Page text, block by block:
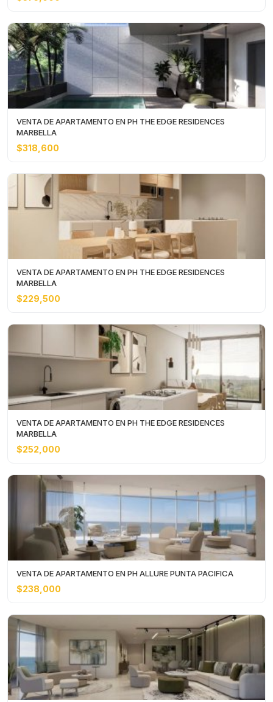
VENTA DE APARTAMENTO EN PH THE EDGE RESIDENCES
MARBELLA
$318,600
VENTA DE APARTAMENTO EN PH THE EDGE RESIDENCES
MARBELLA
$229,500
VENTA DE APARTAMENTO EN PH THE EDGE RESIDENCES
MARBELLA
$252,000
VENTA DE APARTAMENTO EN PH ALLURE PUNTA PACIFICA
$238,000